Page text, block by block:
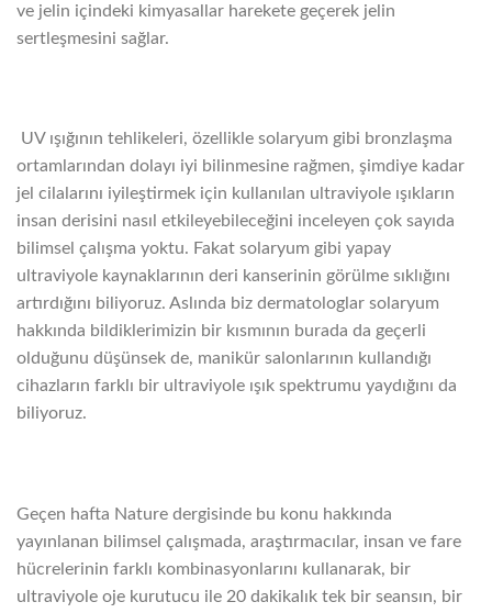
ve jelin içindeki kimyasallar harekete geçerek jelin
sertleşmesini sağlar.
UV ışığının tehlikeleri, özellikle solaryum gibi bronzlaşma
ortamlarından dolayı iyi bilinmesine rağmen, şimdiye kadar
jel cilalarını iyileştirmek için kullanılan ultraviyole ışıkların
insan derisini nasıl etkileyebileceğini inceleyen çok sayıda
bilimsel çalışma yoktu. Fakat solaryum gibi yapay
ultraviyole kaynaklarının deri kanserinin görülme sıklığını
artırdığını biliyoruz. Aslında biz dermatologlar solaryum
hakkında bildiklerimizin bir kısmının burada da geçerli
olduğunu düşünsek de, manikür salonlarının kullandığı
cihazların farklı bir ultraviyole ışık spektrumu yaydığını da
biliyoruz.
Geçen hafta Nature dergisinde bu konu hakkında
yayınlanan bilimsel çalışmada, araştırmacılar, insan ve fare
hücrelerinin farklı kombinasyonlarını kullanarak, bir
ultraviyole oje kurutucu ile 20 dakikalık tek bir seansın, bir